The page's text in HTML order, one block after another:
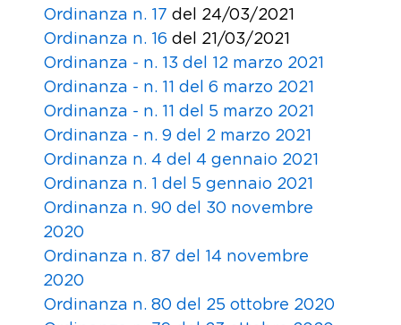
Ordinanza n. 17 del 24/03/2021
Ordinanza n. 16 del 21/03/2021
Ordinanza - n. 13 del 12 marzo 2021
Ordinanza - n. 11 del 6 marzo 2021
Ordinanza - n. 11 del 5 marzo 2021
Ordinanza - n. 9 del 2 marzo 2021
Ordinanza n. 4 del 4 gennaio 2021
Ordinanza n. 1 del 5 gennaio 2021
Ordinanza n. 90 del 30 novembre
2020
Ordinanza n. 87 del 14 novembre
2020
Ordinanza n. 80 del 25 ottobre 2020